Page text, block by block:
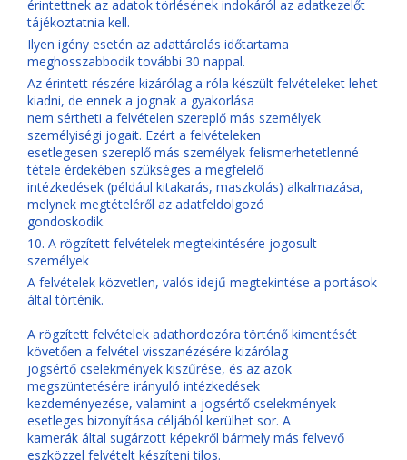
érintettnek az adatok törlésének indokáról az adatkezelőt
tájékoztatnia kell.
Ilyen igény esetén az adattárolás időtartama
meghosszabbodik további 30 nappal.
Az érintett részére kizárólag a róla készült felvételeket lehet
kiadni, de ennek a jognak a gyakorlása
nem sértheti a felvételen szereplő más személyek
személyiségi jogait. Ezért a felvételeken
esetlegesen szereplő más személyek felismerhetetlenné
tétele érdekében szükséges a megfelelő
intézkedések (például kitakarás, maszkolás) alkalmazása,
melynek megtételéről az adatfeldolgozó
gondoskodik.
10. A rögzített felvételek megtekintésére jogosult
személyek
A felvételek közvetlen, valós idejű megtekintése a portások
által történik.
A rögzített felvételek adathordozóra történő kimentését
követően a felvétel visszanézésére kizárólag
jogsértő cselekmények kiszűrése, és az azok
megszüntetésére irányuló intézkedések
kezdeményezése, valamint a jogsértő cselekmények
esetleges bizonyítása céljából kerülhet sor. A
kamerák által sugárzott képekről bármely más felvevő
eszközzel felvételt készíteni tilos.